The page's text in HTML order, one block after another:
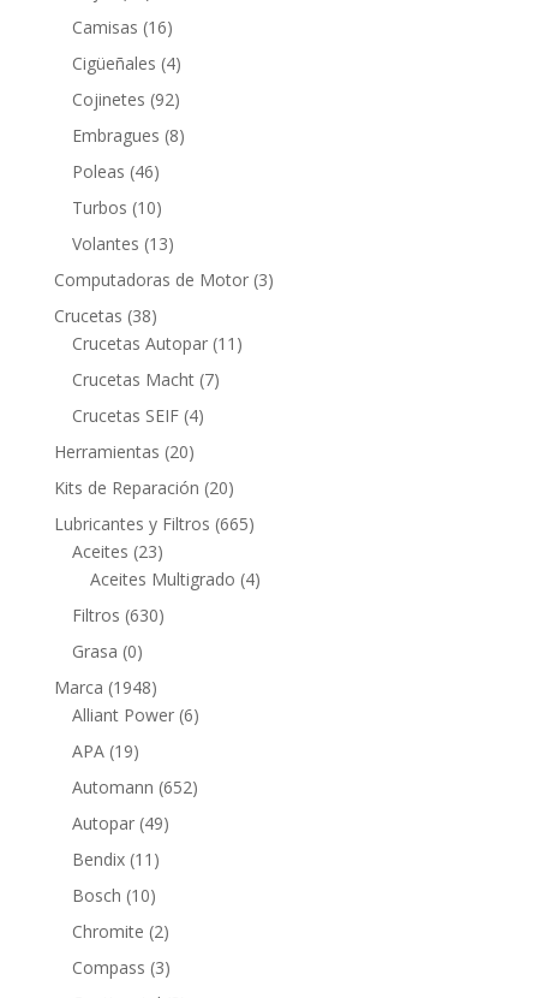
productos
Camisas 1616
productos
Cigüeñales 44
productos
Cojinetes 9292
productos
Embragues 88
Poleas 4646
productos
Turbos 1010
productos
Volantes 1313
productos
Computadoras de Motor 33
Crucetas 3838
productos
Crucetas Autopar 11 11
Crucetas Macht 77
Crucetas SEIF 44
Herramientas 2020
productos
Kits de Reparación 2020
productos
Lubricantes y Filtros 665665
Aceites 2323
productos
Aceites Multigrado 44
Filtros 630630
Grasa 00
productos
Marca 19481948
productos
Alliant Power 66
APA 1919
productos
Automann 652652
Autopar 4949
Bendix 11 11
productos
Bosch 1010
productos
Chromite 22
productos
Compass 33